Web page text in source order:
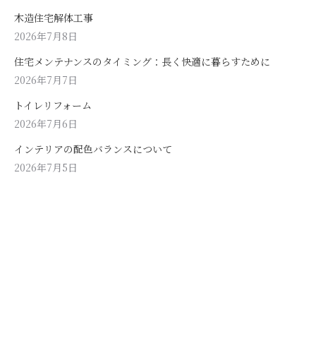
木造住宅解体工事
2026年7月8日
住宅メンテナンスのタイミング：長く快適に暮らすために
2026年7月7日
トイレリフォーム
2026年7月6日
インテリアの配色バランスについて
2026年7月5日